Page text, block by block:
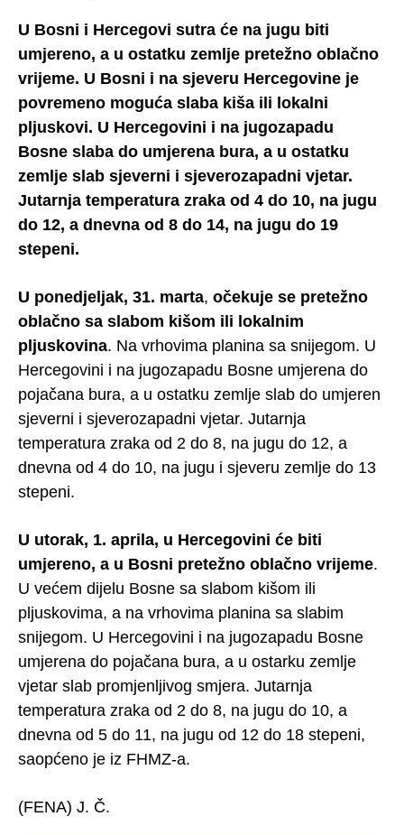
U Bosni i Hercegovi sutra će na jugu biti
umjereno, a u ostatku zemlje pretežno oblačno
vrijeme. U Bosni i na sjeveru Hercegovine je
povremeno moguća slaba kiša ili lokalni
pljuskovi. U Hercegovini i na jugozapadu
Bosne slaba do umjerena bura, a u ostatku
zemlje slab sjeverni i sjeverozapadni vjetar.
Jutarnja temperatura zraka od 4 do 10, na jugu
do 12, a dnevna od 8 do 14, na jugu do 19
stepeni.
U ponedjeljak, 31. marta, očekuje se pretežno
oblačno sa slabom kišom ili lokalnim
pljuskovina. Na vrhovima planina sa snijegom. U
Hercegovini i na jugozapadu Bosne umjerena do
pojačana bura, a u ostatku zemlje slab do umjeren
sjeverni i sjeverozapadni vjetar. Jutarnja
temperatura zraka od 2 do 8, na jugu do 12, a
dnevna od 4 do 10, na jugu i sjeveru zemlje do 13
stepeni.
U utorak, 1. aprila, u Hercegovini će biti
umjereno, a u Bosni pretežno oblačno vrijeme.
U većem dijelu Bosne sa slabom kišom ili
pljuskovima, a na vrhovima planina sa slabim
snijegom. U Hercegovini i na jugozapadu Bosne
umjerena do pojačana bura, a u ostarku zemlje
vjetar slab promjenljivog smjera. Jutarnja
temperatura zraka od 2 do 8, na jugu do 10, a
dnevna od 5 do 11, na jugu od 12 do 18 stepeni,
saopćeno je iz FHMZ-a.
(FENA) J. Č.